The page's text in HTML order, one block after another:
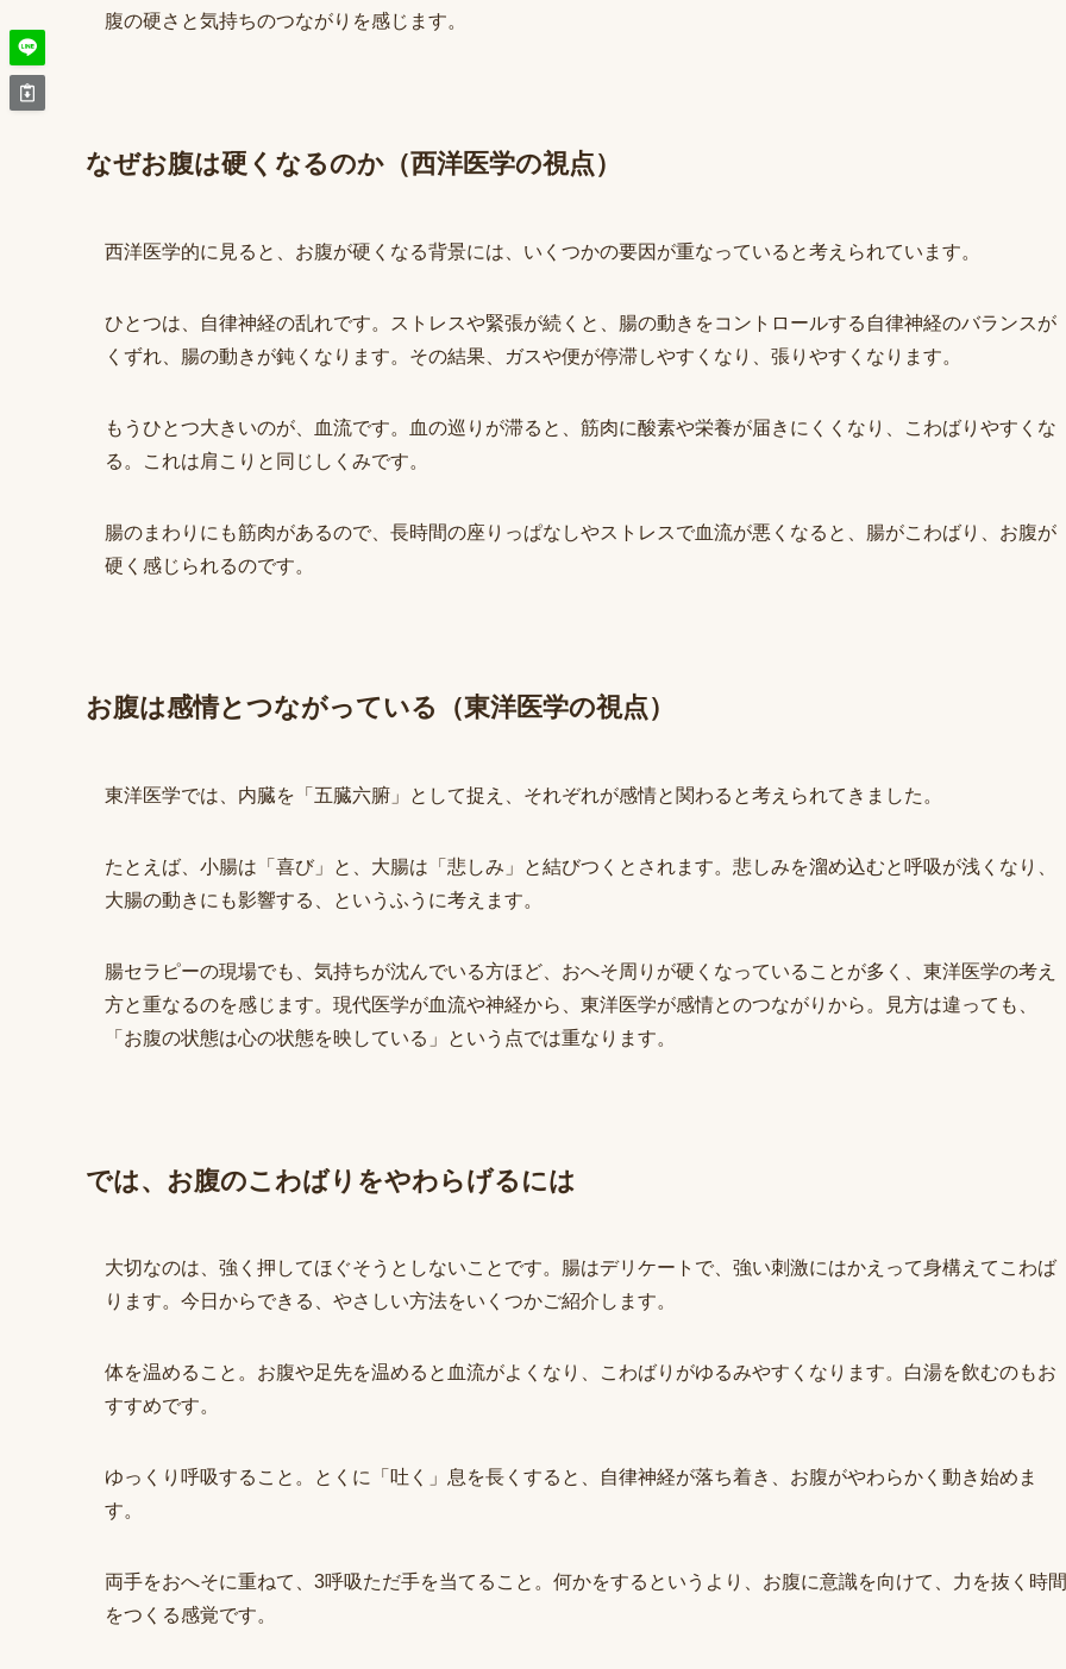
腹の硬さと気持ちのつながりを感じます。
なぜお腹は硬くなるのか（西洋医学の視点）
西洋医学的に見ると、お腹が硬くなる背景には、いくつかの要因が重なっていると考えられています。
ひとつは、自律神経の乱れです。ストレスや緊張が続くと、腸の動きをコントロールする自律神経のバランスが
くずれ、腸の動きが鈍くなります。その結果、ガスや便が停滞しやすくなり、張りやすくなります。
もうひとつ大きいのが、血流です。血の巡りが滞ると、筋肉に酸素や栄養が届きにくくなり、こわばりやすくな
る。これは肩こりと同じしくみです。
腸のまわりにも筋肉があるので、長時間の座りっぱなしやストレスで血流が悪くなると、腸がこわばり、お腹が
硬く感じられるのです。
お腹は感情とつながっている（東洋医学の視点）
東洋医学では、内臓を「五臓六腑」として捉え、それぞれが感情と関わると考えられてきました。
たとえば、小腸は「喜び」と、大腸は「悲しみ」と結びつくとされます。悲しみを溜め込むと呼吸が浅くなり、
大腸の動きにも影響する、というふうに考えます。
腸セラピーの現場でも、気持ちが沈んでいる方ほど、おへそ周りが硬くなっていることが多く、東洋医学の考え
方と重なるのを感じます。現代医学が血流や神経から、東洋医学が感情とのつながりから。見方は違っても、
「お腹の状態は心の状態を映している」という点では重なります。
では、お腹のこわばりをやわらげるには
大切なのは、強く押してほぐそうとしないことです。腸はデリケートで、強い刺激にはかえって身構えてこわば
ります。今日からできる、やさしい方法をいくつかご紹介します。
体を温めること。お腹や足先を温めると血流がよくなり、こわばりがゆるみやすくなります。白湯を飲むのもお
すすめです。
ゆっくり呼吸すること。とくに「吐く」息を長くすると、自律神経が落ち着き、お腹がやわらかく動き始めま
す。
両手をおへそに重ねて、3呼吸ただ手を当てること。何かをするというより、お腹に意識を向けて、力を抜く時間
をつくる感覚です。